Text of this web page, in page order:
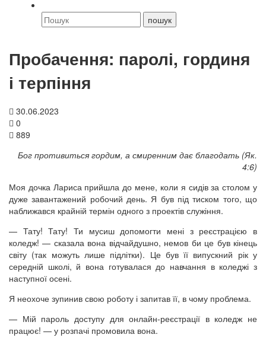
Пробачення: паролі, гординя
і терпіння
30.06.2023
0
889
Бог противиться гордим, а смиренним дає благодать (Як.
4:6)
Моя дочка Лариса прийшла до мене, коли я сидів за столом у
дуже завантажений робочий день. Я був під тиском того, що
наближався крайній термін одного з проектів служіння.
— Тату! Тату! Ти мусиш допомогти мені з реєстрацією в
коледж! — сказала вона відчайдушно, немов би це був кінець
світу (так можуть лише підлітки). Це був її випускний рік у
середній школі, й вона готувалася до навчання в коледжі з
наступної осені.
Я неохоче зупинив свою роботу і запитав її, в чому проблема.
— Мій пароль доступу для онлайн-реєстрації в коледж не
працює! — у розпачі промовила вона.